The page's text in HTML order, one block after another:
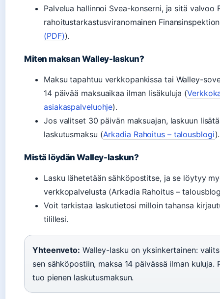
Palvelua hallinnoi Svea-konserni, ja sitä valvoo
rahoitustarkastusviranomainen
(PDF)).
Miten maksan Walley-laskun?
Maksu tapahtuu verkkopankissa tai Walley-
14 päivää maksuaikaa ilman lisäkuluja (
asiakaspalveluohje).
Jos valitset 30 päivän maksuajan, laskuun
laskutusmaksu (Arkadia Rahoitus – talousblogi).
Mistä löydän Walley-laskun?
Lasku lähetetään sähköpostitse, ja se löytyy
verkkopalvelusta (Arkadia Rahoitus –
Voit tarkistaa laskutietosi milloin tahansa
tilillesi.
Yhteenveto: Walley-lasku on yksinkertainen:
sen sähköpostiin, maksa 14 päivässä ilman kuluja.
tuo pienen laskutusmaksun.